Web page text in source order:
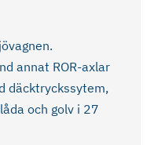
annat ROR-axlar
däcktryckssytem,
och golv i 27